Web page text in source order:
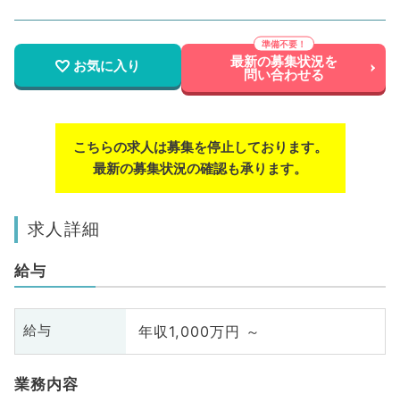
お気に入り 最新の募集状況を
問い合わせる
こちらの求人は募集を停止しております。
最新の募集状況の確認も承ります。
求人詳細
給与
給与 年収1,000万円 ～
業務内容